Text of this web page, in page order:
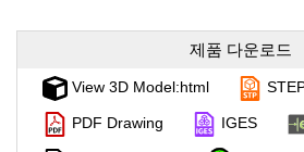
(UFI)
제품 다운로드
View 3D Model:html
PDF Drawing IGES